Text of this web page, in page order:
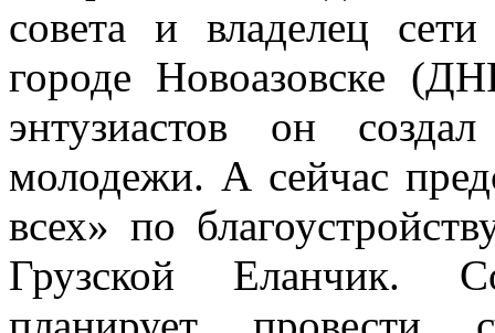
совета и владелец
городе Новоазовске
энтузиастов он
молодежи. А сейчас
всех» по
Грузской Еланчик.